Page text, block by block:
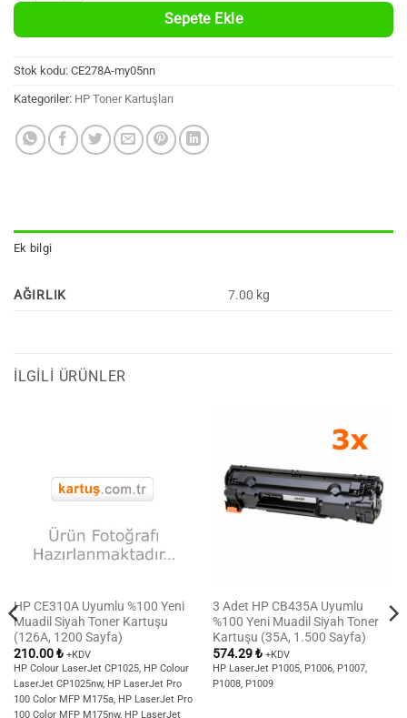
Sepete Ekle
Stok kodu: CE278A-my05nn
Kategoriler: HP Toner Kartuşları
Ek bilgi
AĞIRLIK 7.00 kg
İLGILI ÜRÜNLER
HP CE310A Uyumlu %100 Yeni
Muadil Siyah Toner Kartuşu
(126A, 1200 Sayfa)
210.00₺ +KDV
HP Colour LaserJet CP1025, HP Colour
LaserJet CP1025nw, HP LaserJet Pro
100 Color MFP M175a, HP LaserJet Pro
100 Color MFP M175nw, HP LaserJet
3 Adet HP CB435A Uyumlu
%100 Yeni Muadil Siyah Toner
Kartuşu (35A, 1.500 Sayfa)
574.29₺ +KDV
HP LaserJet P1005, P1006, P1007,
P1008, P1009